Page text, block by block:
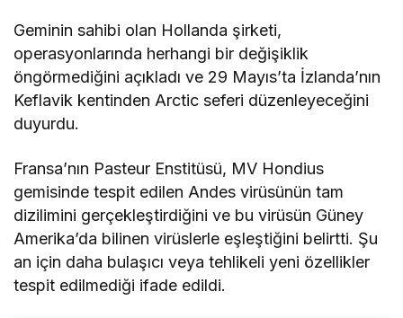
Geminin sahibi olan Hollanda şirketi,
operasyonlarında herhangi bir değişiklik
öngörmediğini açıkladı ve 29 Mayıs’ta İzlanda’nın
Keflavik kentinden Arctic seferi düzenleyeceğini
duyurdu.
Fransa’nın Pasteur Enstitüsü, MV Hondius
gemisinde tespit edilen Andes virüsünün tam
dizilimini gerçekleştirdiğini ve bu virüsün Güney
Amerika’da bilinen virüslerle eşleştiğini belirtti. Şu
an için daha bulaşıcı veya tehlikeli yeni özellikler
tespit edilmediği ifade edildi.